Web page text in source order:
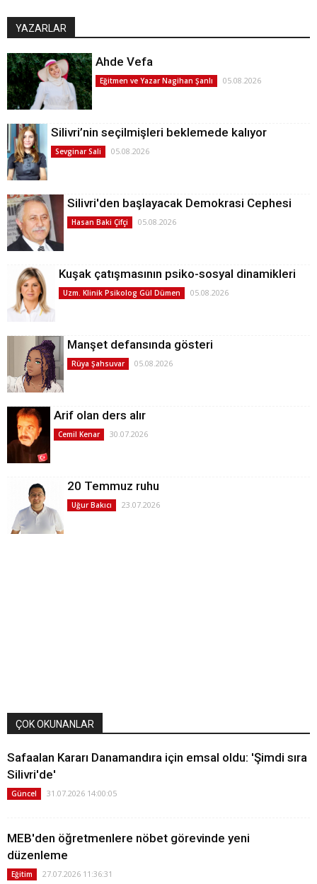
YAZARLAR
Ahde Vefa
Eğitmen ve Yazar Nagihan Şanlı 05.08.2026
Silivri’nin seçilmişleri beklemede kalıyor
Sevginar Sali 05.08.2026
Silivri'den başlayacak Demokrasi Cephesi
Hasan Baki Çifçi 05.08.2026
Kuşak çatışmasının psiko-sosyal dinamikleri
Uzm. Klinik Psikolog Gül Dümen 05.08.2026
Manşet defansında gösteri
Rüya Şahsuvar 05.08.2026
Arif olan ders alır
Cemil Kenar 30.07.2026
20 Temmuz ruhu
Uğur Bakıcı 23.07.2026
ÇOK OKUNANLAR
Safaalan Kararı Danamandıra için emsal oldu: 'Şimdi sıra
Silivri'de'
Güncel 31.07.2026 14:00:05
MEB'den öğretmenlere nöbet görevinde yeni
düzenleme
Eğitim 27.07.2026 11:36:31